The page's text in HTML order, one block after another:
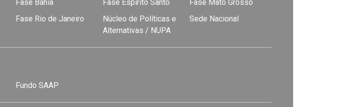
Fase Bahia Fase Espírito Santo
Fase Mato Grosso
Fase Rio de Janeiro
Núcleo de Políticas e
Alternativas / NUPA
Sede Nacional
Fundo SAAP